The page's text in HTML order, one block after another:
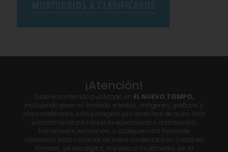
¡Atención!
Todo el contenido publicado en EL NUEVO TIEMPO,
incluyendo pero no limitado a textos, imágenes, gráficos, y
otros materiales, está protegido por derechos de autor. Está
estrictamente prohibida la reproducción, distribución,
transmisión, exhibición, o cualquier otra forma de
utilización, total o parcial, de estos contenidos en cualquier
formato, ya sea digital, impreso o multimedia, sin la